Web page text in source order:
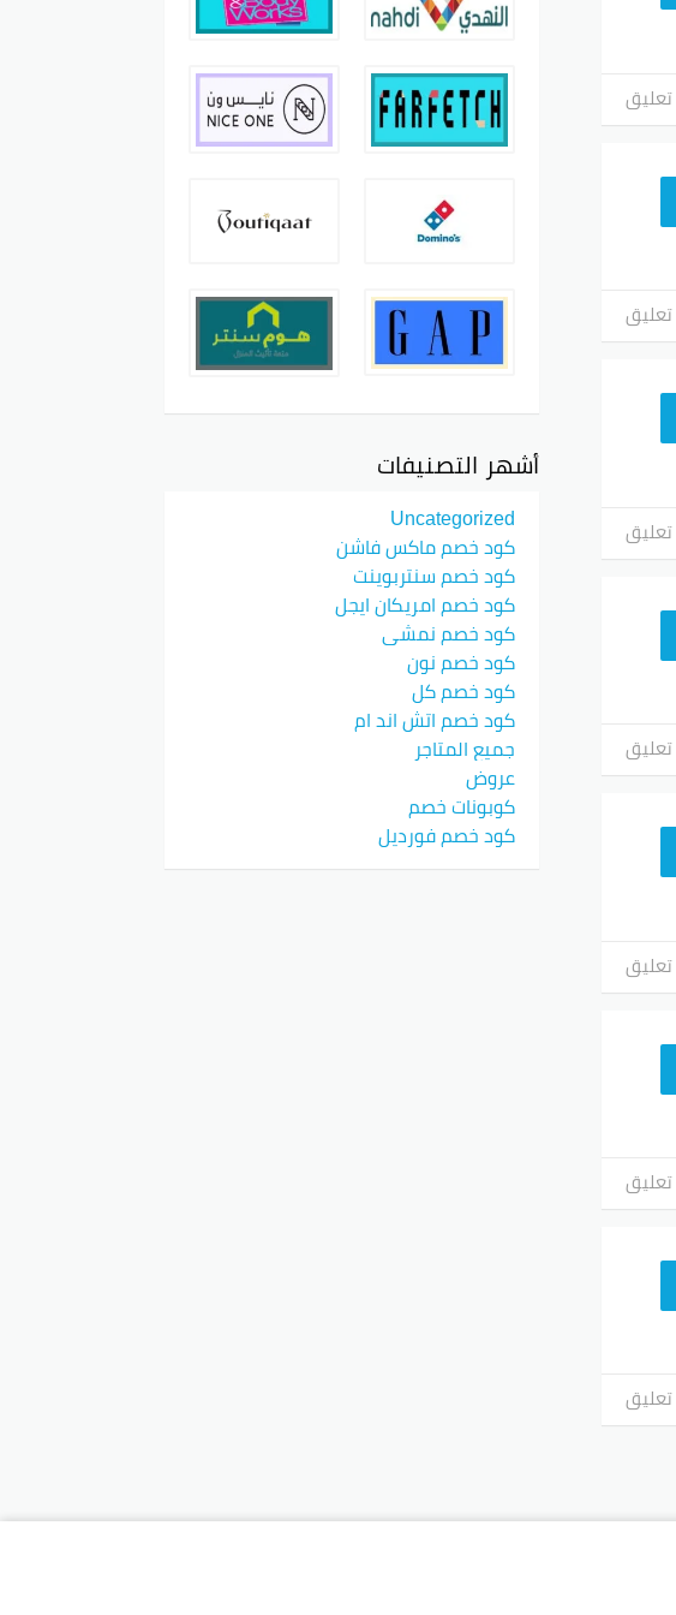
أشهر التصنيفات
Uncategorized
كود خصم ماكس فاشن
كود خصم سنتربوينت
كود خصم امريكان ايجل
كود خصم نمشي
كود خصم نون
كود خصم كل
كود خصم اتش اند ام
جميع المتاجر
عروض
كوبونات خصم
كود خصم فورديل